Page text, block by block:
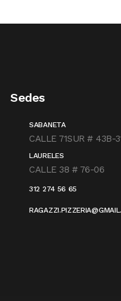
Sedes
SABANETA
CALLE 71SUR # 43B-
LAURELES
CALLE 38 # 76-06
312 274 56 65